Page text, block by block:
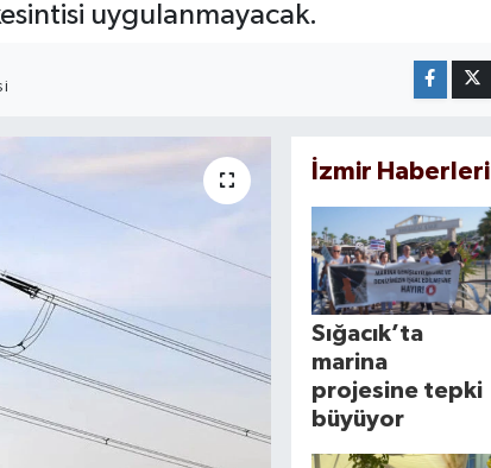
uygulanmayacak.
İzmir Haberleri
Sığacık’ta
marina
projesine tepki
büyüyor